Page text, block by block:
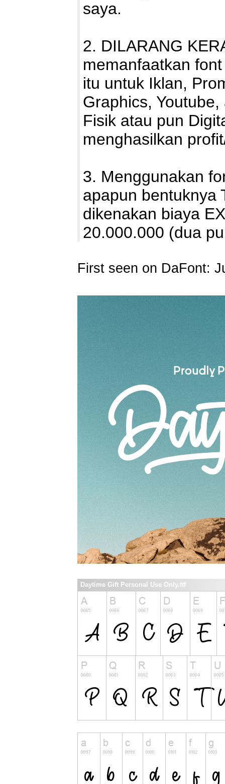
saya.
2. DILARANG
memanfaatkan
itu untuk Iklan,
Graphics,
Fisik atau pun
menghasilkan
3. Menggunakan
apapun bentuknya
dikenakan biaya
20.000.000 (dua
First seen on DaFont:
Daytime Gift Personal Use Only.ttf